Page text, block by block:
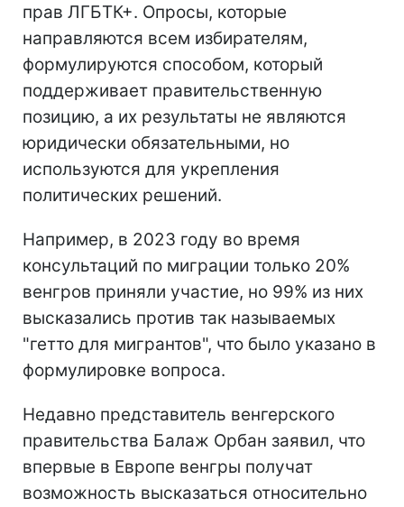
прав ЛГБТК+. Опросы, которые
направляются всем избирателям,
формулируются способом, который
поддерживает правительственную
позицию, а их результаты не являются
юридически обязательными, но
используются для укрепления
политических решений.
Например, в 2023 году во время
консультаций по миграции только 20%
венгров приняли участие, но 99% из них
высказались против так называемых
"гетто для мигрантов", что было указано в
формулировке вопроса.
Недавно представитель венгерского
правительства Балаж Орбан заявил, что
впервые в Европе венгры получат
возможность высказаться относительно